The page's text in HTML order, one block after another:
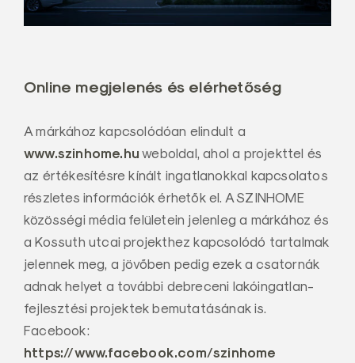
Online megjelenés és elérhetőség
A márkához kapcsolódóan elindult a
www.szinhome.hu weboldal, ahol a projekttel és
az értékesítésre kínált ingatlanokkal kapcsolatos
részletes információk érhetők el. A SZINHOME
közösségi média felületein jelenleg a márkához és
a Kossuth utcai projekthez kapcsolódó tartalmak
jelennek meg, a jövőben pedig ezek a csatornák
adnak helyet a további debreceni lakóingatlan-
fejlesztési projektek bemutatásának is.
Facebook:
https://www.facebook.com/szinhome